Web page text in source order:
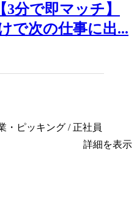
3分で即マッチ】
で次の仕事に出...
・ピッキング / 正社員
詳細を表示